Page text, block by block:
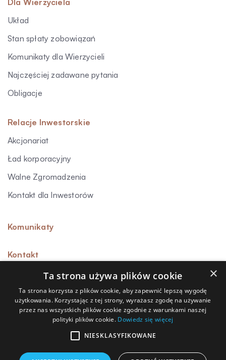
Dla Wierzyciela
Układ
Stan spłaty zobowiązań
Komunikaty dla Wierzycieli
Najczęściej zadawane pytania
Obligacje
Relacje Inwestorskie
Akcjonariat
Ład korporacyjny
Walne Zgromadzenia
Kontakt dla Inwestorów
Komunikaty
Kontakt
Sygnalista
Polityka prywatności
Polityka przetwarzania danych osobowych
×
Ta strona używa plików cookie
Ta strona korzysta z plików cookie, aby zapewnić lepszą wygodę
użytkowania. Korzystając z tej strony, wyrażasz zgodę na używanie
przez nas wszystkich plików cookie zgodnie z warunkami naszej
polityki plików cookie. Dowiedz się więcej
NIESKLASYFIKOWANE